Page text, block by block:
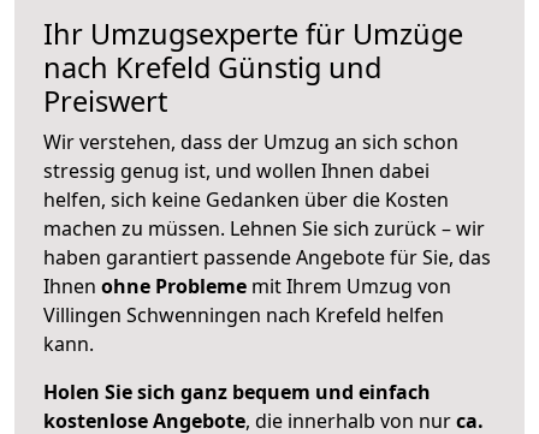
Ihr Umzugsexperte für Umzüge
nach Krefeld Günstig und
Preiswert
Wir verstehen, dass der Umzug an sich schon
stressig genug ist, und wollen Ihnen dabei
helfen, sich keine Gedanken über die Kosten
machen zu müssen. Lehnen Sie sich zurück – wir
haben garantiert passende Angebote für Sie, das
Ihnen ohne Probleme mit Ihrem Umzug von
Villingen Schwenningen nach Krefeld helfen
kann.
Holen Sie sich ganz bequem und einfach
kostenlose Angebote, die innerhalb von nurca.